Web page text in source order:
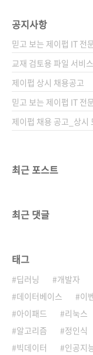
공지사항
믿고 보는 제이펍 IT 전
교재 검토용 파일 서비
제이펍 상시 채용공고
믿고 보는 제이펍 IT 전
제이펍 채용 공고_상시
최근 포스트
최근 댓글
태그
딥러닝 개발자
데이터베이스
이
아이패드
리눅스
알고리즘
정인식
빅데이터
인공지